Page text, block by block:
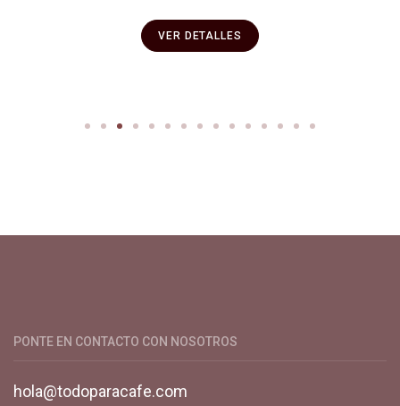
VER DETALLES
PONTE EN CONTACTO CON NOSOTROS
hola@todoparacafe.com